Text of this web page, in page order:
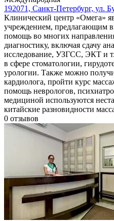
192071, Санкт-Петербург, ул.
Клинический центр «Омега»
учреждением, предлагающим
помощь во многих
диагностику, включая сдачу
исследование, УЗГСС, ЭКТ и
в сфере стоматологии,
урологии. Также можно
кардиолога, пройти курс
помощь неврологов,
медициной используются
китайские разновидности
0 отзывов